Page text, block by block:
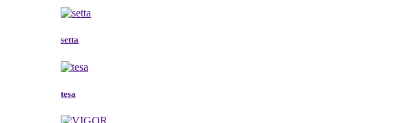
setta
tesa